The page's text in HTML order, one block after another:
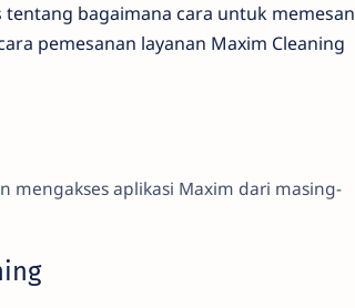
bagaimana cara untuk memesan
pemesanan layanan Maxim Cleaning
mengakses aplikasi Maxim dari masing-